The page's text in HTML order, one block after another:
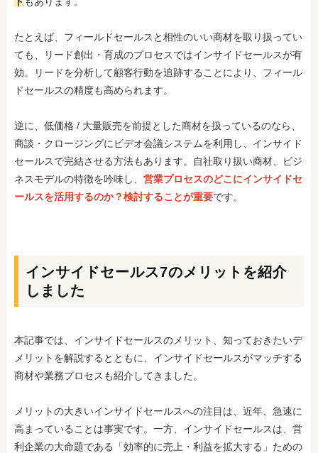
たとえば、フィールドセールスと相性のいい商材を取り扱ってい
ても、リード創出・育成のプロセスではインサイドセールスが有
効。リードを分析して顧客行動を追跡することにより、フィール
ドセールスの精度も高められます。
逆に、低価格 / 大量販売を前提とした商材を扱っているのなら、
商談・クロージングにビデオ会議システムを利用し、インサイド
セールスで完結させる方法もあります。自社取り扱い商材、ビジ
ネスモデルの特徴を吟味し、 営業プロセスのどこにインサイドセ
ールスを活用するのか？検討することが重要です。
インサイドセールス7のメリットを紹介
しました
本記事では、インサイドセールスのメリット、知っておきたいデ
メリットを解説するとともに、インサイドセールスがマッチする
商材や業務プロセスも紹介してきました。
メリットの大きいインサイドセールスへの注目は、近年、急速に
高まっていることは事実です。一方、インサイドセールスは、営
利企業の大命題である「効率的に売上・利益を拡大する」ための